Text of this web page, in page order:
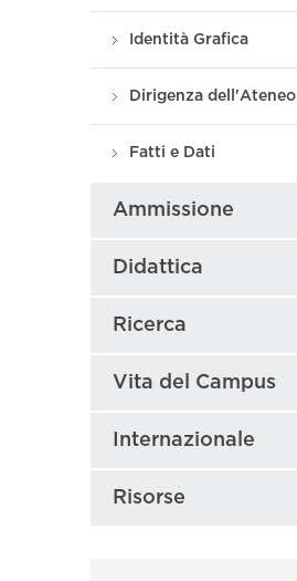
Identità Grafica
Dirigenza dell'Ateneo
Fatti e Dati
Ammissione
Didattica
Ricerca
Vita del Campus
Internazionale
Risorse